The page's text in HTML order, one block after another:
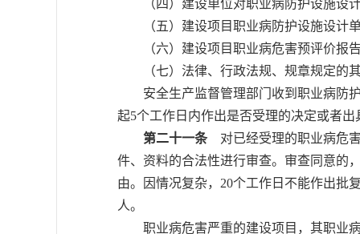
（四）建设单位对职业病防护设施设
（五）建设项目职业病防护设施设计单
（六）建设项目职业病危害预评价报告
（七）法律、行政法规、规章规定的
安全生产监督管理部门收到职业病防护
起5个工作日内作出是否受理的决定或者出
第二十一条对已经受理的职业病危害
件、资料的合法性进行审查。审查同意的
由。因情况复杂，20个工作日不能作出批
人。
职业病危害严重的建设项目，其职业病